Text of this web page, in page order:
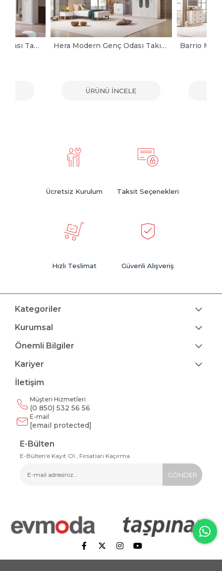
Marco Modern Genç Odası Takımı Hera Modern Genç Odası Takımı
ÜRÜNÜ İNCELE
Ücretsiz Kurulum Taksit Seçenekleri
Hızlı Teslimat Güvenli Alışveriş
Kategoriler
Kurumsal
Önemli Bilgiler
Kariyer
İletişim
Müşteri Hizmetleri
(0 850) 532 56 56
E-mail
[email protected]
E-Bülten
E-Bülten'e Kayıt Ol , Fırsatları Kaçırma
GÖNDER